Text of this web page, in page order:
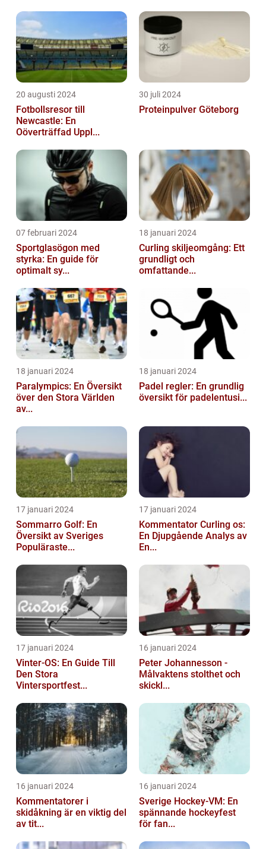
20 augusti 2024
Fotbollsresor till
Newcastle: En
Oöverträffad Uppl...
30 juli 2024
Proteinpulver Göteborg
07 februari 2024
Sportglasögon med
styrka: En guide för
optimalt sy...
18 januari 2024
Curling skiljeomgång: Ett
grundligt och
omfattande...
18 januari 2024
Paralympics: En Översikt
över den Stora Världen
av...
18 januari 2024
Padel regler: En grundlig
översikt för padelentusi...
17 januari 2024
Sommarro Golf: En
Översikt av Sveriges
Populäraste...
17 januari 2024
Kommentator Curling os:
En Djupgående Analys av
En...
17 januari 2024
Vinter-OS: En Guide Till
Den Stora
Vintersportfest...
16 januari 2024
Peter Johannesson -
Målvaktens stolthet och
skickl...
16 januari 2024
Kommentatorer i
skidåkning är en viktig del
av tit...
16 januari 2024
Sverige Hockey-VM: En
spännande hockeyfest
för fan...